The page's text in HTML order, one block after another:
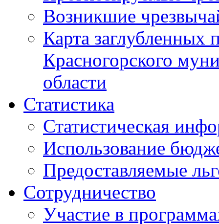
Возникшие
Карта
Красногорского
области
Статистика
Статистическая
Использование
Предоставляемые
Сотрудничество
Участие в